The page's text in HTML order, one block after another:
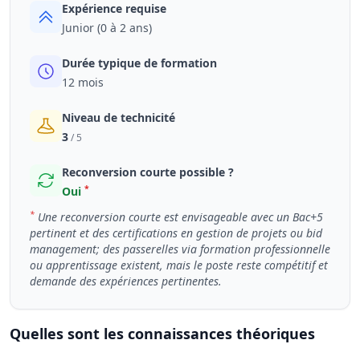
Expérience requise
Junior (0 à 2 ans)
Durée typique de formation
12 mois
Niveau de technicité
3/ 5
Reconversion courte possible ?
Oui *
* Une reconversion courte est envisageable avec un Bac+5
pertinent et des certifications en gestion de projets ou bid
management; des passerelles via formation professionnelle
ou apprentissage existent, mais le poste reste compétitif et
demande des expériences pertinentes.
Quelles sont les connaissances théoriques